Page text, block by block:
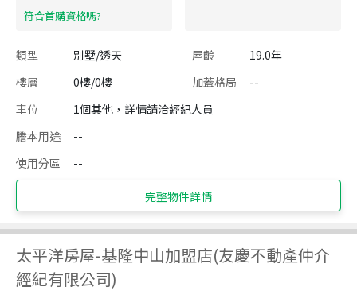
​符合首購資格嗎?
類型 別墅/透天 屋齡
19.0年
樓層
0樓/0樓 加蓋格局
--
車位
1個其他，詳情請洽經紀人員
謄本用途
--
使用分區
--
完整物件詳情
太平洋房屋-基隆中山加盟店(友慶不動產仲介
經紀有限公司)